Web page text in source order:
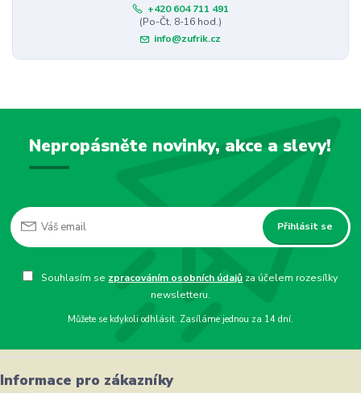
+420 604 711 491
(Po-Čt, 8-16 hod.)
info@zufrik.cz
Nepropásněte novinky, akce a slevy!
Přihlásit se
Souhlasím se zpracováním osobních údajů za účelem rozesílky
newsletteru.
Můžete se kdykoli odhlásit. Zasíláme jednou za 14 dní.
Informace pro zákazníky